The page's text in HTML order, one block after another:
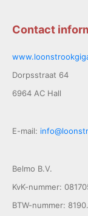
Contact
Dorpsstraat 64
6964 AC Hall
E-mail:
Belmo B.V.
KvK-nummer:
BTW-nummer: